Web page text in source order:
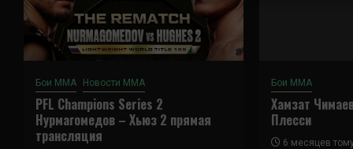
Бои ММА Новости ММА
PFL Champions Series 2
Нурмагомедов – Хьюз 2 прямая
трансляция
Бои ММА
Хамзат
Плесси
6 месяцев